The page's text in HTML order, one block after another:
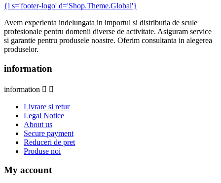
{l s='footer-logo' d='Shop.Theme.Global'}
Avem experienta indelungata in importul si distributia de scule
profesionale pentru domenii diverse de activitate. Asiguram service
si garantie pentru produsele noastre. Oferim consultanta in alegerea
produselor.
information
information  
Livrare si retur
Legal Notice
About us
Secure payment
Reduceri de pret
Produse noi
My account